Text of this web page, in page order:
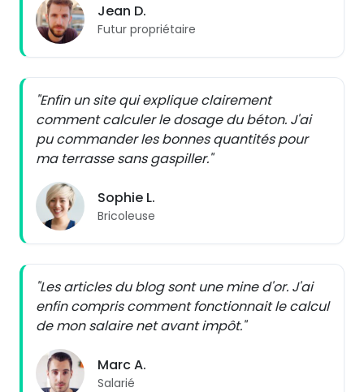
Jean D.
Futur propriétaire
"Enfin un site qui explique clairement
comment calculer le dosage du béton. J'ai
pu commander les bonnes quantités pour
ma terrasse sans gaspiller."
Sophie L.
Bricoleuse
"Les articles du blog sont une mine d'or. J'ai
enfin compris comment fonctionnait le calcul
de mon salaire net avant impôt."
Marc A.
Salarié